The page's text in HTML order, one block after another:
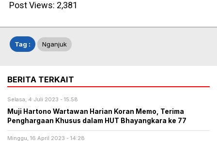
Post Views: 2,381
Tag : Nganjuk
BERITA TERKAIT
Selasa, 4 Juli 2023 - 15:58
Muji Hartono Wartawan Harian Koran Memo, Terima
Penghargaan Khusus dalam HUT Bhayangkara ke 77
Minggu, 16 April 2023 - 14:28